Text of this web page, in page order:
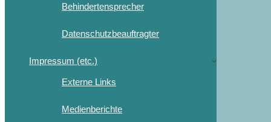
Behindertensprecher
Datenschutzbeauftragter
Impressum (etc.)
Externe Links
Medienberichte